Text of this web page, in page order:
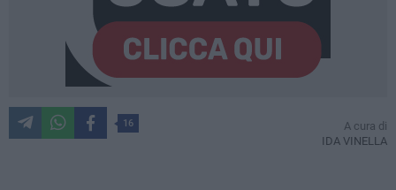
16
A cura di
IDA VINELLA